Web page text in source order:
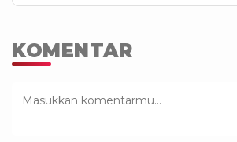
KOMENTAR